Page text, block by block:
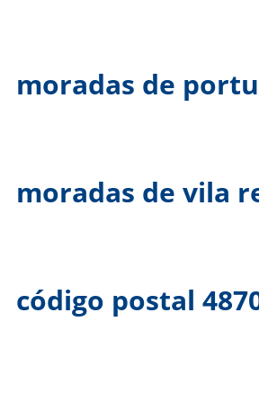
moradas de
moradas de vila
código postal